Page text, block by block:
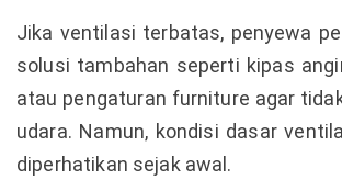
Jika ventilasi terbatas, penyewa
solusi tambahan seperti kipas
atau pengaturan furniture agar
udara. Namun, kondisi dasar
diperhatikan sejak awal.